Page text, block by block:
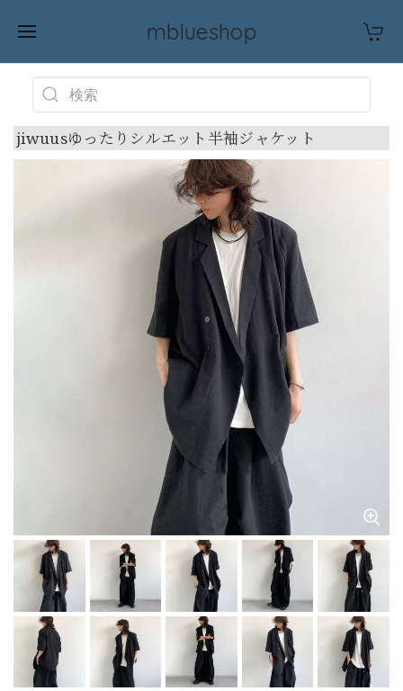
mblueshop
jiwuusゆったりシルエット半袖ジャケット